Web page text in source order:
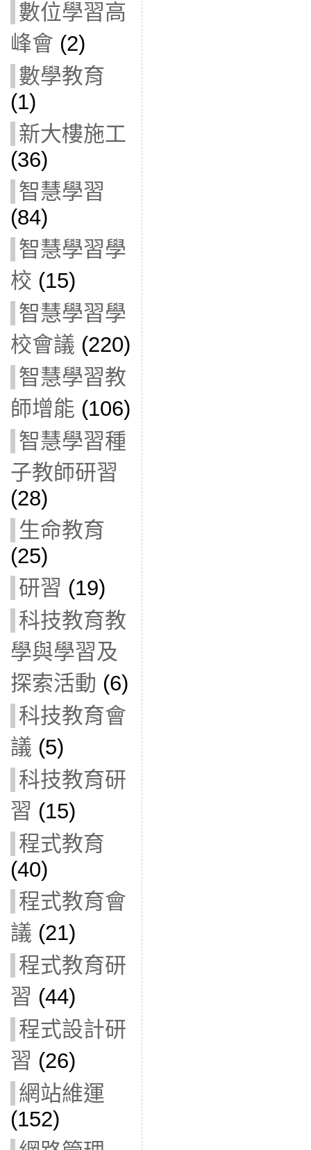
數位學習高
峰會 (2)
數學教育
(1)
新大樓施工
(36)
智慧學習
(84)
智慧學習學
校 (15)
智慧學習學
校會議 (220)
智慧學習教
師增能 (106)
智慧學習種
子教師研習
(28)
生命教育
(25)
研習 (19)
科技教育教
學與學習及
探索活動 (6)
科技教育會
議 (5)
科技教育研
習 (15)
程式教育
(40)
程式教育會
議 (21)
程式教育研
習 (44)
程式設計研
習 (26)
網站維運
(152)